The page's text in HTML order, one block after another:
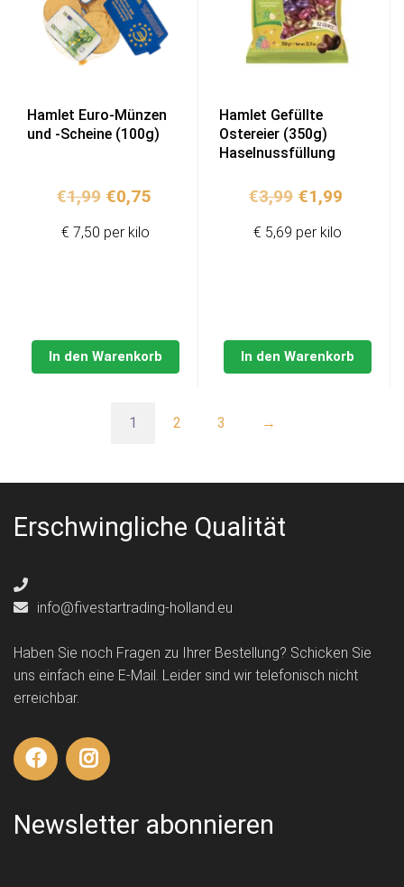
Hamlet Euro-Münzen
und -Scheine (100g)
€1,99 Ursprünglicher
war:
€0,75Aktueller
In den Warenkorb
€ 7,50 per kilo
Hamlet Gefüllte
Ostereier (350g)
Haselnussfüllung
€3,99
war:
€1,99
In den Warenkorb
€ 5,69 per kilo
1 2 3 →
Erschwingliche Qualität
info@fivestartrading-holland.eu
Haben Sie noch Fragen zu Ihrer Bestellung? Schicken Sie
uns einfach eine E-Mail. Leider sind wir telefonisch nicht
erreichbar.
Newsletter abonnieren